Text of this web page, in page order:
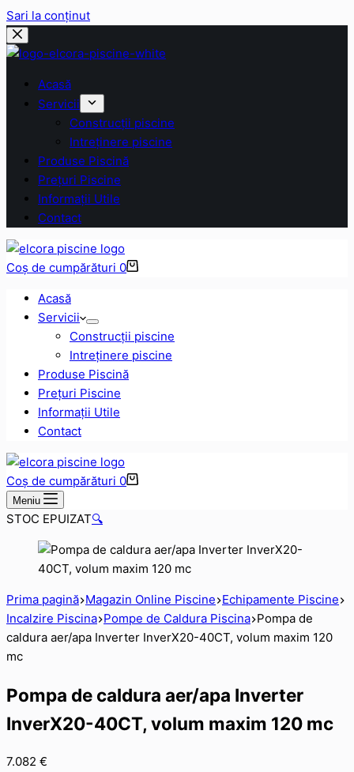
Sari la conținut
Acasă
Servicii
Construcții piscine
Intreținere piscine
Produse Piscină
Prețuri Piscine
Informații Utile
Contact
Coș de cumpărături 0
Acasă
Servicii
Construcții piscine
Intreținere piscine
Produse Piscină
Prețuri Piscine
Informații Utile
Contact
Coș de cumpărături 0
Meniu
STOC EPUIZAT🔍
Prima pagină Magazin Online Piscine Echipamente Piscine
Incalzire Piscina Pompe de Caldura Piscina Pompa de
caldura aer/apa Inverter InverX20-40CT, volum maxim 120
mc
Pompa de caldura aer/apa Inverter
InverX20-40CT, volum maxim 120 mc
7.082 €